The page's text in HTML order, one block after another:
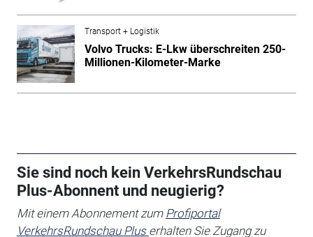
Transport + Logistik
Volvo Trucks: E-Lkw überschreiten 250-
Millionen-Kilometer-Marke
Sie sind noch kein VerkehrsRundschau
Plus-Abonnent und neugierig?
Mit einem Abonnement zum Profiportal
VerkehrsRundschau Plus erhalten Sie Zugang zu